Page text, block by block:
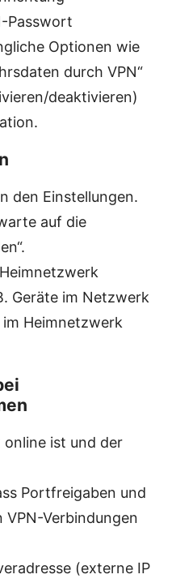
Passwort
Optionen wie
durch VPN“
deaktivieren)
den Einstellungen.
auf die
Geräte im Netzwerk
Heimnetzwerk
ist und der
Portfreigaben und
VPN-Verbindungen
(externe IP